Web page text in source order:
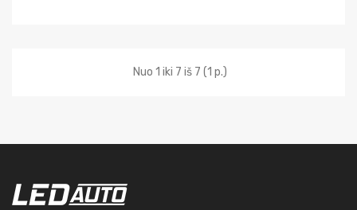
Nuo 1 iki 7 iš 7 (1 p.)